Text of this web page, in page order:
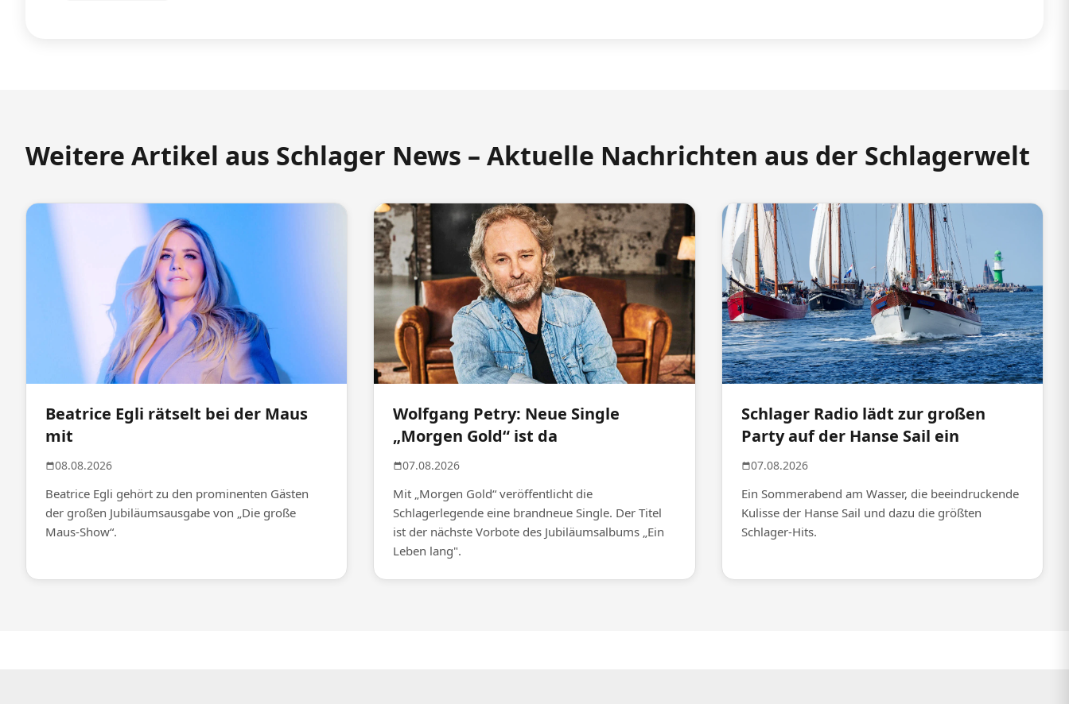
Weitere Artikel aus Schlager News – Aktuelle Nachrichten aus der Schlagerwelt
Beatrice Egli rätselt bei der Maus
mit
08.08.2026
Beatrice Egli gehört zu den prominenten Gästen
der großen Jubiläumsausgabe von „Die große
Maus-Show“.
Wolfgang Petry: Neue Single
„Morgen Gold“ ist da
07.08.2026
Mit „Morgen Gold“ veröffentlicht die
Schlagerlegende eine brandneue Single. Der Titel
ist der nächste Vorbote des Jubiläumsalbums „Ein
Leben lang".
Schlager Radio lädt zur großen
Party auf der Hanse Sail ein
07.08.2026
Ein Sommerabend am Wasser, die beeindruckende
Kulisse der Hanse Sail und dazu die größten
Schlager-Hits.